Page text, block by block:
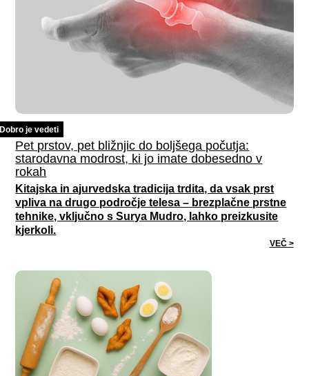
Dobro je vedeti
Pet prstov, pet bližnjic do boljšega počutja:
starodavna modrost, ki jo imate dobesedno v
rokah
Kitajska in ajurvedska tradicija trdita, da vsak prst
vpliva na drugo področje telesa – brezplačne prstne
tehnike, vključno s Surya Mudro, lahko preizkusite
kjerkoli.
VEČ >